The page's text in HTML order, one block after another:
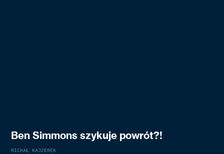
Ben Simmons szykuje powrót?!
MICHAŁ KAJZEREK